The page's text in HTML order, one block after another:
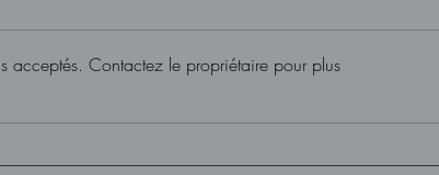
Alexandre Barrette
Il
acceptés. Contactez le propriétaire pour plus